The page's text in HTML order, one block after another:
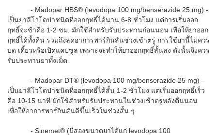
- Madopar HBS® (levodopa 100 mg/benserazide 25 mg) -
เป็นยาลีโวโดปาชนิดที่ออกฤทธิ์ได้นาน 6-8 ชั่วโมง แต่การเริ่มออก
ฤทธิ์จะช้าคือ 1-2 ชม. มักใช้สำหรับรับประทานก่อนนอน เพื่อให้ยาออก
ฤทธิ์ได้ทั้งคืน รวมถึงลดอาการพาร์กินสันช่วงเช้าตรู่ การใช้ยานี้ไม่ควร
บด เคี้ยวหรือเปิดแคปซูล เพราะจะทำให้ยาออกฤทธิ์สั้นลง ดังนั้นจึงควร
รับประทานยาทั้งเม็ด
- Madopar DT® (levodopa 100 mg/benserazide 25 mg) –
เป็นยาลีโวโดปาชนิดที่ออกฤทธิ์ได้สั้น 1-2 ชั่วโมง แต่เริ่มออกฤทธิ์เร็ว
คือ 10-15 นาที มักใช้สำหรับรับประทานในช่วงเช้าตรู่หลังตื่นนอน
เพื่อให้อาการพาร์กินสันดีขึ้นเร็วในช่วงสั้น ๆ
- Sinemet® (มีสองขนาดยาได้แก่ levodopa 100